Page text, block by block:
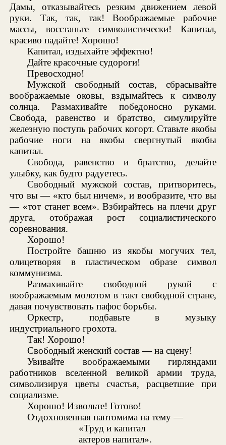
Дамы, отказывайтесь резким движением левой
руки. Так, так, так! Воображаемые рабочие
массы, восстаньте символистически! Капитал,
красиво падайте! Хорошо!
Капитал, издыхайте эффектно!
Дайте красочные судороги!
Превосходно!
Мужской свободный состав, сбрасывайте
воображаемые оковы, вздымайтесь к символу
солнца. Размахивайте победоносно руками.
Свобода, равенство и братство, симулируйте
железную поступь рабочих когорт. Ставьте якобы
рабочие ноги на якобы свергнутый якобы
капитал.
Свобода, равенство и братство, делайте
улыбку, как будто радуетесь.
Свободный мужской состав, притворитесь,
что вы — «кто был ничем», и вообразите, что вы
— «тот станет всем». Взбирайтесь на плечи друг
друга, отображая рост социалистического
соревнования.
Хорошо!
Постройте башню из якобы могучих тел,
олицетворяя в пластическом образе символ
коммунизма.
Размахивайте свободной рукой с
воображаемым молотом в такт свободной стране,
давая почувствовать пафос борьбы.
Оркестр, подбавьте в музыку
индустриального грохота.
Так! Хорошо!
Свободный женский состав — на сцену!
Увивайте воображаемыми гирляндами
работников вселенной великой армии труда,
символизируя цветы счастья, расцветшие при
социализме.
Хорошо! Извольте! Готово!
Отдохновенная пантомима на тему —
«Труд и капитал
актеров напитал».